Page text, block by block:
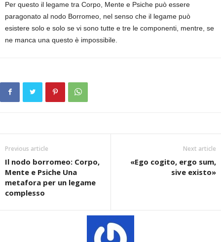
Per questo il legame tra Corpo, Mente e Psiche può essere
paragonato al nodo Borromeo, nel senso che il legame può
esistere solo e solo se vi sono tutte e tre le componenti, mentre, se
ne manca una questo è impossibile.
Previous article
Il nodo borromeo: Corpo,
Mente e Psiche Una
metafora per un legame
complesso
Next article
«Ego cogito, ergo sum,
sive existo»